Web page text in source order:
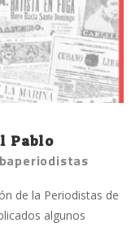
Pablo
de la Periodistas de
algunos